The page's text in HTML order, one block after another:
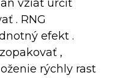
vziať určiť
. RNG
efekt .
,
rýchly rast